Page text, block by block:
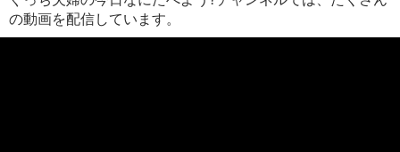
の動画を配信しています。